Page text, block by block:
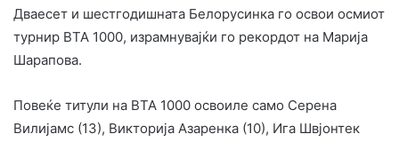
Дваесет и шестгодишната Белорусинка го освои осмиот
турнир ВТА 1000, израмнувајќи го рекордот на Марија
Шарапова.
Повеќе титули на ВТА 1000 освоиле само Серена
Вилијамс (13), Викторија Азаренка (10), Ига Швјонтек